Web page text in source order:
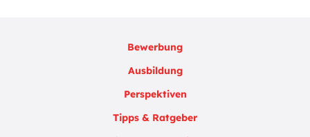
Bewerbung
Ausbildung
Perspektiven
Tipps & Ratgeber